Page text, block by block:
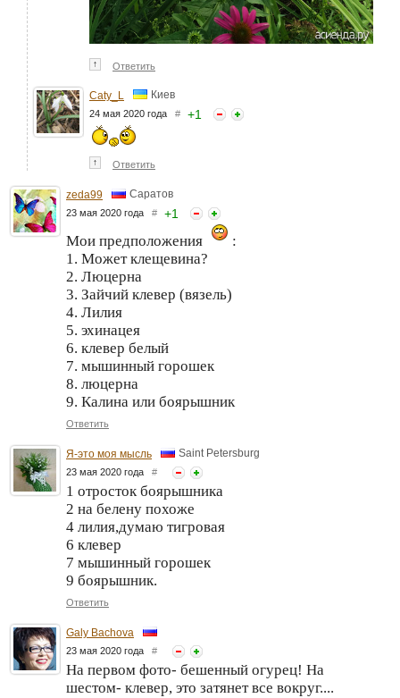
↑ Ответить
Caty_L Киев
24 мая 2020 года # +1
↑ Ответить
zeda99 Саратов
23 мая 2020 года # +1
Мои предположения
:
1. Может клещевина?
2. Люцерна
3. Зайчий клевер (вязель)
4. Лилия
5. эхинацея
6. клевер белый
7. мышинный горошек
8. люцерна
9. Калина или боярышник
Ответить
Я-это моя мысль Saint Petersburg
23 мая 2020 года #
1 отросток боярышника
2 на белену похоже
4 лилия,думаю тигровая
6 клевер
7 мышинный горошек
9 боярышник.
Ответить
Galy Bachova
23 мая 2020 года #
На первом фото- бешенный огурец! На
шестом- клевер, это затянет все вокруг....